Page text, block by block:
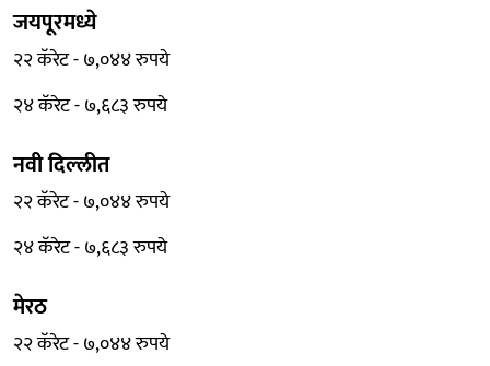
जयपूरमध्ये
२२ कॅरेट - ७,०४४ रुपये
२४ कॅरेट - ७,६८३ रुपये
नवी दिल्लीत
२२ कॅरेट - ७,०४४ रुपये
२४ कॅरेट - ७,६८३ रुपये
मेरठ
२२ कॅरेट - ७,०४४ रुपये